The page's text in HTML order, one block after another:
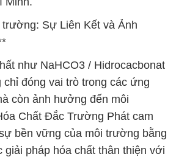
Sự Liên Kết và Ảnh
như NaHCO3 / Hidrocacbonat
chỉ đóng vai trò trong các ứng
còn ảnh hưởng đến môi
Chất Đắc Trường Phát cam
bền vững của môi trường bằng
giải pháp hóa chất thân thiện với